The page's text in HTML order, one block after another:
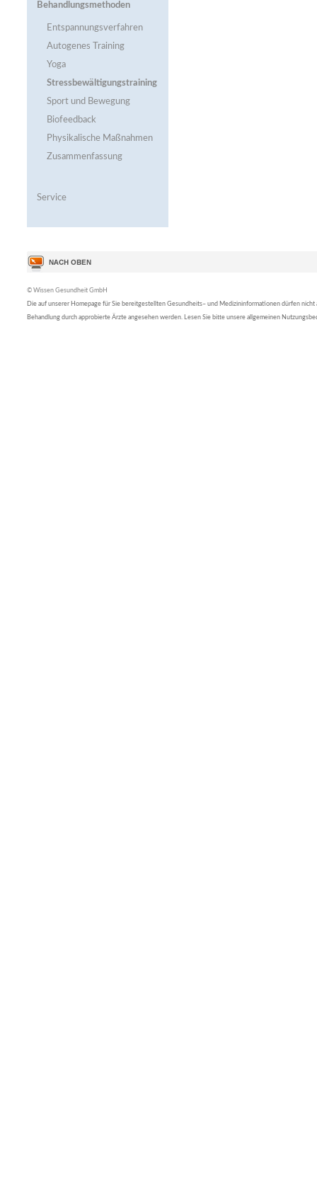
Behandlungsmethoden
Entspannungsverfahren
Autogenes Training
Yoga
Stress­bewältigungstraining
Sport und Bewegung
Biofeedback
Physikalische Maßnahmen
Zusammenfassung
Service
© Wissen Gesundheit GmbH
Die auf unserer Homepage für Sie bereitgestellten Gesundheits– und Medizininformationen dürfen nicht
Behandlung durch approbierte Ärzte angesehen werden. Lesen Sie bitte unsere allgemeinen